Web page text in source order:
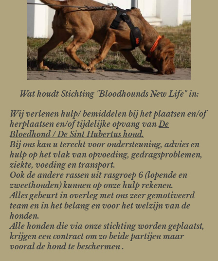
Wat houdt Stichting "Bloodhounds New Life" in:
Wij verlenen hulp/ bemiddelen bij het plaatsen en/of
herplaatsen en/of tijdelijke opvang vanDe
Bloedhond / De Sint Hubertus hond.
Bij ons kan u terecht voor ondersteuning, advies en
hulp op het vlak van opvoeding, gedragsproblemen,
ziekte, voeding en transport.
Ook de andere rassen uit rasgroep 6 (lopende en
zweethonden) kunnen op onze hulp rekenen.
Alles gebeurt in overleg met ons zeer gemotiveerd
team en in het belang en voor het welzijn van de
honden.
Alle honden die via onze stichting worden geplaatst,
krijgen een contract om zo beide partijen maar
vooral de hond te beschermen .